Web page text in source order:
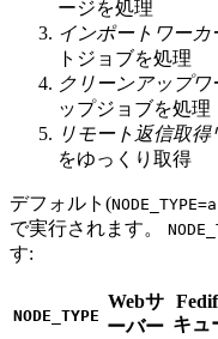
ージを処理
インポートワーカ
トジョブを処理
クリーンアップワ
ップジョブを処理
リモート返信取得
をゆっくり取得
デフォルト(
で実行されます。
す:
NODE_TYPE
Webサ
ーバー キュ